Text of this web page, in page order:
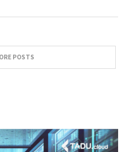
POSTS